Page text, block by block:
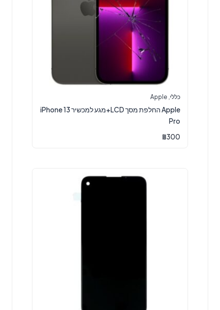
כללי Apple
Apple החלפת מסך LCD+מגע למכשיר iPhone 13
Pro
₪300